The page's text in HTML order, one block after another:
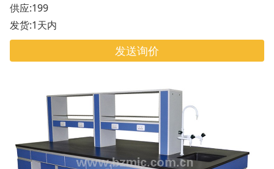
供应:199
发货:1天内
发送询价